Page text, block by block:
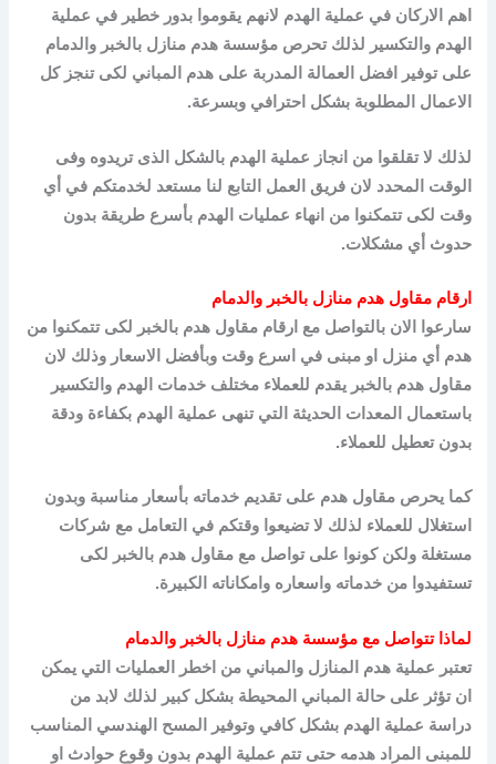
اهم الاركان في عملية الهدم لانهم يقوموا بدور خطير في عملية
الهدم والتكسير لذلك تحرص مؤسسة هدم منازل بالخبر والدمام
على توفير افضل العمالة المدربة على هدم المباني لكى تنجز كل
الاعمال المطلوبة بشكل احترافي وبسرعة.
لذلك لا تقلقوا من انجاز عملية الهدم بالشكل الذى تريدوه وفى
الوقت المحدد لان فريق العمل التابع لنا مستعد لخدمتكم في أي
وقت لكى تتمكنوا من انهاء عمليات الهدم بأسرع طريقة بدون
حدوث أي مشكلات.
ارقام مقاول هدم منازل بالخبر والدمام
سارعوا الان بالتواصل مع ارقام مقاول هدم بالخبر لكى تتمكنوا من
هدم أي منزل او مبنى في اسرع وقت وبأفضل الاسعار وذلك لان
مقاول هدم بالخبر يقدم للعملاء مختلف خدمات الهدم والتكسير
باستعمال المعدات الحديثة التي تنهى عملية الهدم بكفاءة ودقة
بدون تعطيل للعملاء.
كما يحرص مقاول هدم على تقديم خدماته بأسعار مناسبة وبدون
استغلال للعملاء لذلك لا تضيعوا وقتكم في التعامل مع شركات
مستغلة ولكن كونوا على تواصل مع مقاول هدم بالخبر لكى
تستفيدوا من خدماته واسعاره وامكاناته الكبيرة.
لماذا تتواصل مع مؤسسة هدم منازل بالخبر والدمام
تعتبر عملية هدم المنازل والمباني من اخطر العمليات التي يمكن
ان تؤثر على حالة المباني المحيطة بشكل كبير لذلك لابد من
دراسة عملية الهدم بشكل كافي وتوفير المسح الهندسي المناسب
للمبنى المراد هدمه حتى تتم عملية الهدم بدون وقوع حوادث او